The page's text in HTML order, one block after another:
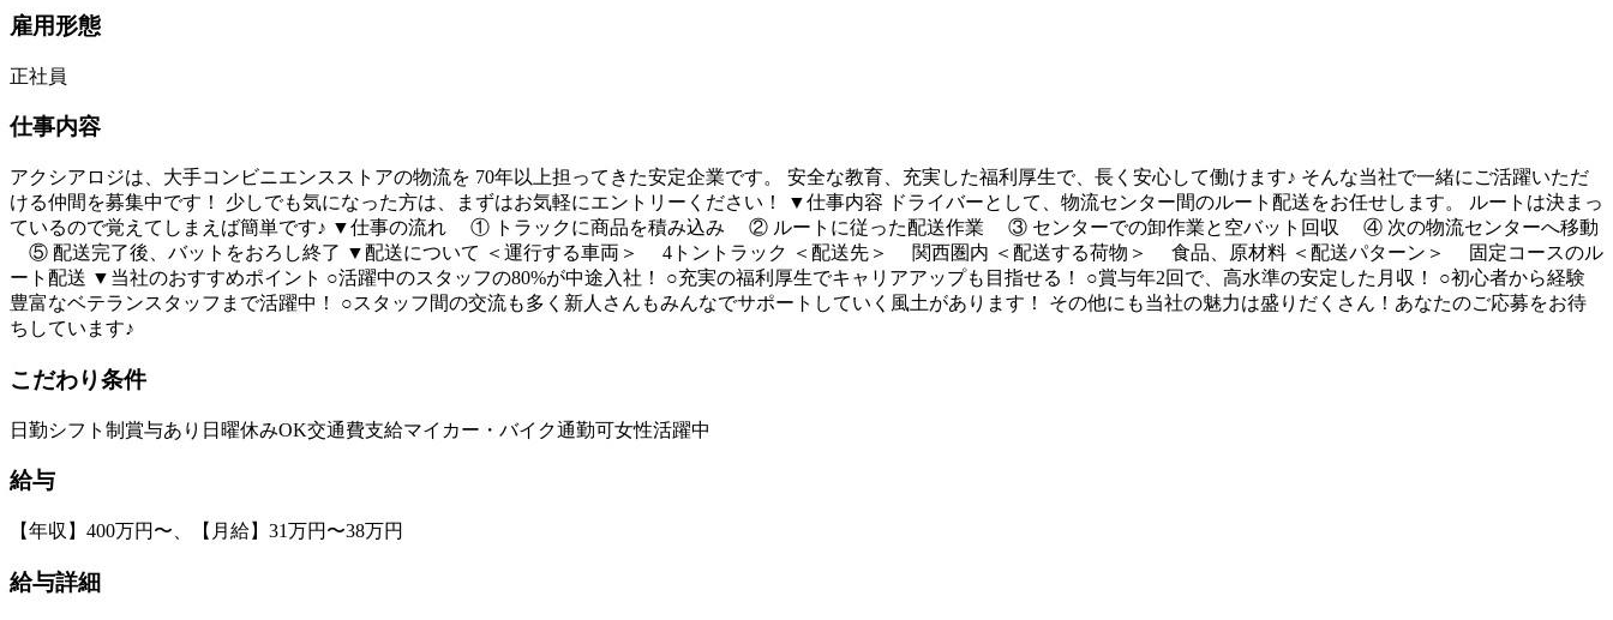
雇用形態
正社員
仕事内容
アクシアロジは、大手コンビニエンスストアの物流を 70年以上担ってきた安定企業です。 安全な教育、充実した福利厚生で、長く安心して働けます♪ そんな当社で一緒にご活躍いただ
ける仲間を募集中です！ 少しでも気になった方は、まずはお気軽にエントリーください！ ▼仕事内容 ドライバーとして、物流センター間のルート配送をお任せします。 ルートは決まっ
ているので覚えてしまえば簡単です♪ ▼仕事の流れ ① トラックに商品を積み込み ② ルートに従った配送作業 ③ センターでの卸作業と空バット回収 ④ 次の物流センターへ移動
⑤ 配送完了後、バットをおろし終了 ▼配送について ＜運行する車両＞ 4トントラック ＜配送先＞ 関西圏内 ＜配送する荷物＞ 食品、原材料 ＜配送パターン＞ 固定コースのル
ート配送 ▼当社のおすすめポイント ○活躍中のスタッフの80%が中途入社！ ○充実の福利厚生でキャリアアップも目指せる！ ○賞与年2回で、高水準の安定した月収！ ○初心者から経験
豊富なベテランスタッフまで活躍中！ ○スタッフ間の交流も多く新人さんもみんなでサポートしていく風土があります！ その他にも当社の魅力は盛りだくさん！あなたのご応募をお待
ちしています♪
こだわり条件
日勤シフト制 賞与あり 日曜休みOK交通費支給マイカー・バイク通勤可女性活躍中
給与
【年収】400万円〜、【月給】31万円〜38万円
給与詳細